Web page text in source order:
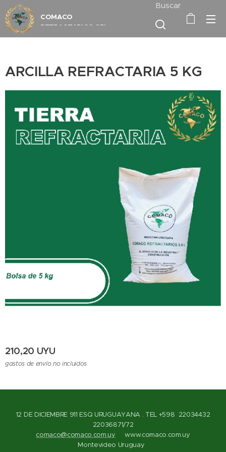
COMACO
REFRACTARIOS SRL
Buscar
ARCILLA REFRACTARIA 5 KG
210,20 UYU
gastos de envío no incluidos
12 DE DICIEMBRE 911 ESQ URUGUAYANA . TEL +598 22034432
22036871/72
comaco@comaco.com.uy www.comaco.com.uy
Montevideo Uruguay